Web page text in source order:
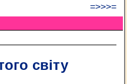
=>>>=
світу